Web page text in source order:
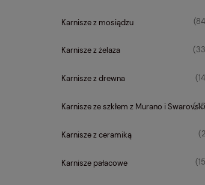
Karnisze z mosiądzu
Karnisze z żelaza
Karnisze z drewna
Karnisze ze szkłem z Murano i Swarovski
Karnisze z ceramiką
Karnisze pałacowe